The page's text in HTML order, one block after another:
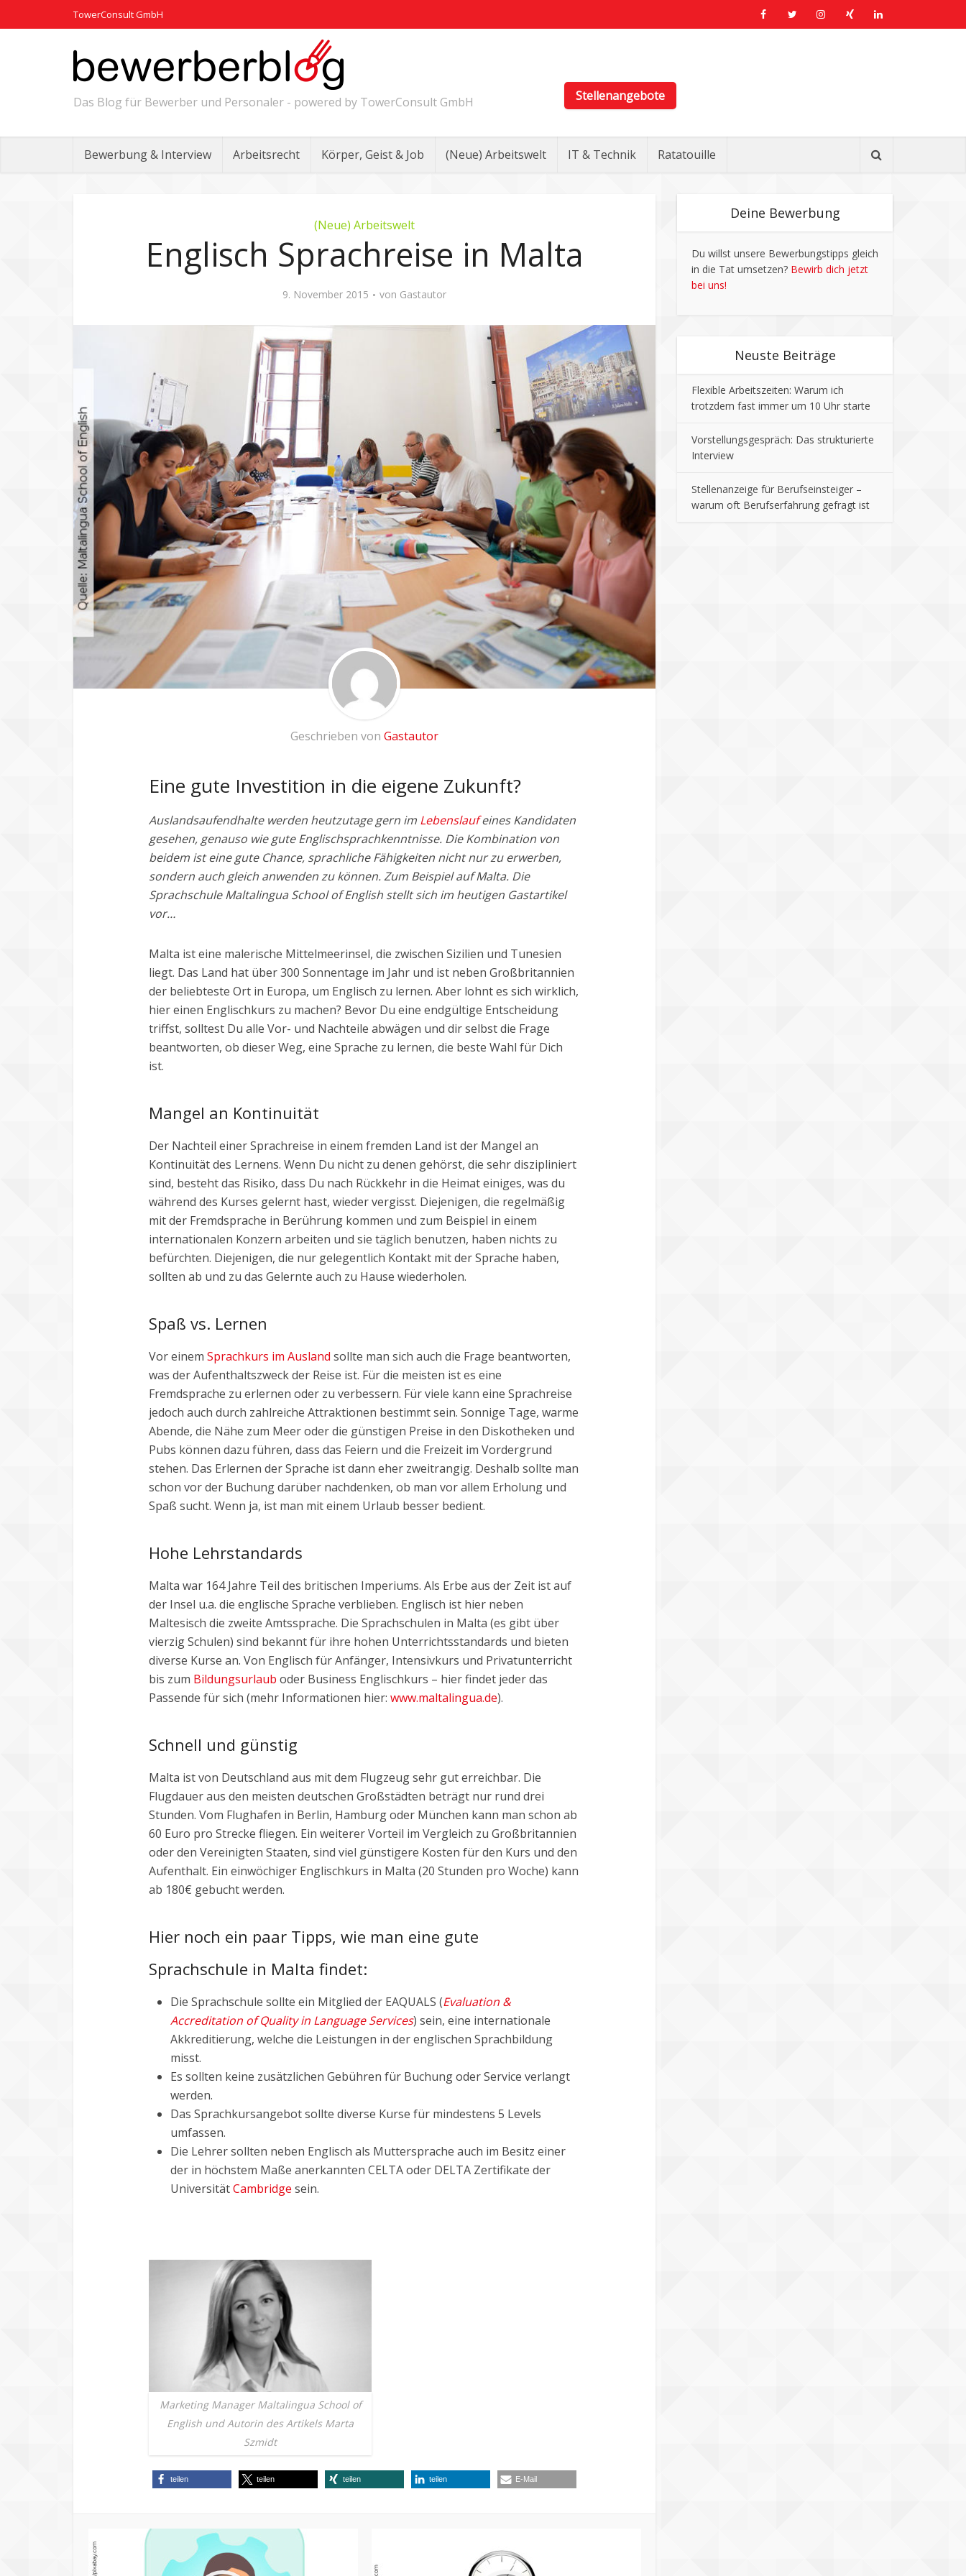
TowerConsult GmbH
Das Blog für Bewerber und Personaler - powered by TowerConsult GmbH
Bewerbung & Interview Arbeitsrecht Körper, Geist & Job (Neue) Arbeitswelt IT & Technik Ratatouille
Stellenangebote
(Neue) Arbeitswelt
Englisch Sprachreise in Malta
9. November 2015 von Gastautor
Geschrieben von Gastautor
Eine gute Investition in die eigene Zukunft?
Auslandsaufendhalte werden heutzutage gern im Lebenslaufeines Kandidaten
gesehen, genauso wie gute Englischsprachkenntnisse. Die Kombination von
beidem ist eine gute Chance, sprachliche Fähigkeiten nicht nur zu erwerben,
sondern auch gleich anwenden zu können. Zum Beispiel auf Malta. Die
Sprachschule Maltalingua School of English stellt sich im heutigen Gastartikel
vor…
Malta ist eine malerische Mittelmeerinsel, die zwischen Sizilien und Tunesien
liegt. Das Land hat über 300 Sonnentage im Jahr und ist neben Großbritannien
der beliebteste Ort in Europa, um Englisch zu lernen. Aber lohnt es sich wirklich,
hier einen Englischkurs zu machen? Bevor Du eine endgültige Entscheidung
triffst, solltest Du alle Vor- und Nachteile abwägen und dir selbst die Frage
beantworten, ob dieser Weg, eine Sprache zu lernen, die beste Wahl für Dich
ist.
Mangel an Kontinuität
Der Nachteil einer Sprachreise in einem fremden Land ist der Mangel an
Kontinuität des Lernens. Wenn Du nicht zu denen gehörst, die sehr diszipliniert
sind, besteht das Risiko, dass Du nach Rückkehr in die Heimat einiges, was du
während des Kurses gelernt hast, wieder vergisst. Diejenigen, die regelmäßig
mit der Fremdsprache in Berührung kommen und zum Beispiel in einem
internationalen Konzern arbeiten und sie täglich benutzen, haben nichts zu
befürchten. Diejenigen, die nur gelegentlich Kontakt mit der Sprache haben,
sollten ab und zu das Gelernte auch zu Hause wiederholen.
Spaß vs. Lernen
Vor einem Sprachkurs im Ausland sollte man sich auch die Frage beantworten,
was der Aufenthaltszweck der Reise ist. Für die meisten ist es eine
Fremdsprache zu erlernen oder zu verbessern. Für viele kann eine Sprachreise
jedoch auch durch zahlreiche Attraktionen bestimmt sein. Sonnige Tage, warme
Abende, die Nähe zum Meer oder die günstigen Preise in den Diskotheken und
Pubs können dazu führen, dass das Feiern und die Freizeit im Vordergrund
stehen. Das Erlernen der Sprache ist dann eher zweitrangig. Deshalb sollte man
schon vor der Buchung darüber nachdenken, ob man vor allem Erholung und
Spaß sucht. Wenn ja, ist man mit einem Urlaub besser bedient.
Hohe Lehrstandards
Malta war 164 Jahre Teil des britischen Imperiums. Als Erbe aus der Zeit ist auf
der Insel u.a. die englische Sprache verblieben. Englisch ist hier neben
Maltesisch die zweite Amtssprache. Die Sprachschulen in Malta (es gibt über
vierzig Schulen) sind bekannt für ihre hohen Unterrichtsstandards und bieten
diverse Kurse an. Von Englisch für Anfänger, Intensivkurs und Privatunterricht
bis zum Bildungsurlaub oder Business Englischkurs – hier findet jeder das
Passende für sich (mehr Informationen hier: www.maltalingua.de).
Schnell und günstig
Malta ist von Deutschland aus mit dem Flugzeug sehr gut erreichbar. Die
Flugdauer aus den meisten deutschen Großstädten beträgt nur rund drei
Stunden. Vom Flughafen in Berlin, Hamburg oder München kann man schon ab
60 Euro pro Strecke fliegen. Ein weiterer Vorteil im Vergleich zu Großbritannien
oder den Vereinigten Staaten, sind viel günstigere Kosten für den Kurs und den
Aufenthalt. Ein einwöchiger Englischkurs in Malta (20 Stunden pro Woche) kann
ab 180€ gebucht werden.
Hier noch ein paar Tipps, wie man eine gute
Sprachschule in Malta findet:
Die Sprachschule sollte ein Mitglied der EAQUALS (Evaluation &
Accreditation of Quality in Language Services) sein, eine internationale
Akkreditierung, welche die Leistungen in der englischen Sprachbildung
misst.
Es sollten keine zusätzlichen Gebühren für Buchung oder Service verlangt
werden.
Das Sprachkursangebot sollte diverse Kurse für mindestens 5 Levels
umfassen.
Die Lehrer sollten neben Englisch als Muttersprache auch im Besitz einer
der in höchstem Maße anerkannten CELTA oder DELTA Zertifikate der
UniversitätCambridge sein.
Marketing Manager Maltalingua School of
English und Autorin des Artikels Marta
Szmidt
teilen teilen teilen teilen E-Mail
Deine Bewerbung
Du willst unsere Bewerbungstipps gleich
in die Tat umsetzen? Bewirb dich jetzt
bei uns!
Neuste Beiträge
Flexible Arbeitszeiten: Warum ich
trotzdem fast immer um 10 Uhr starte
Vorstellungsgespräch: Das strukturierte
Interview
Stellenanzeige für Berufseinsteiger –
warum oft Berufserfahrung gefragt ist